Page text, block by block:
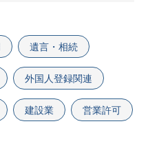
遺言・相続
外国人登録関連
建設業 営業許可